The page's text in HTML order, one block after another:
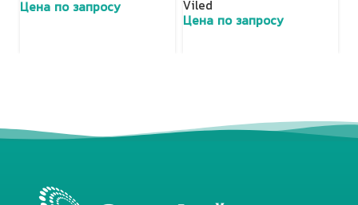
Цена по запросу
Viled
Цена по запросу